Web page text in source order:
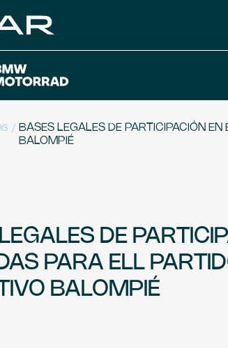
/ BASES LEGALES DE PARTICIPACIÓN
BALOMPIÉ
DE
PARA ELL
BALOMPIÉ